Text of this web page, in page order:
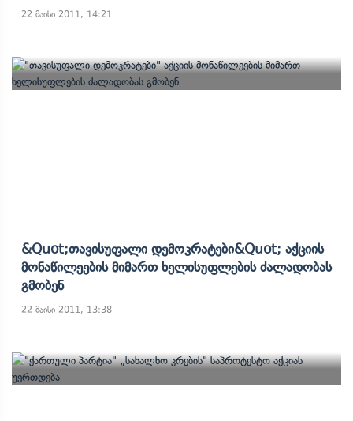
22 მაისი 2011, 14:21
&quot;თავისუფალი Დემოკრატები&quot; Აქციის
Მონაწილეების Მიმართ Ხელისუფლების Ძალადობას
Გმობენ
22 მაისი 2011, 13:38